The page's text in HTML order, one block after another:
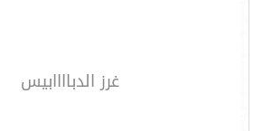
غرز الدباااابيس